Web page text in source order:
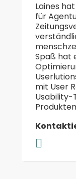
Laines
für
Spaß hat
mit User
Usability-